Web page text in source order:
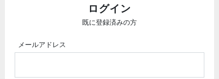
ログイン
既に登録済みの方
メールアドレス